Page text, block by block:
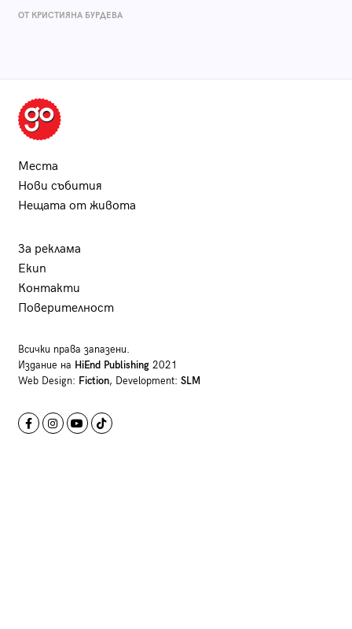
ОТ КРИСТИЯНА БУРДЕВА
Места
Нови събития
Нещата от живота
За реклама
Екип
Контакти
Поверителност
Всички права запазени.
Издание на HiEnd Publishing2021
Web Design: Fiction, Development: SLM